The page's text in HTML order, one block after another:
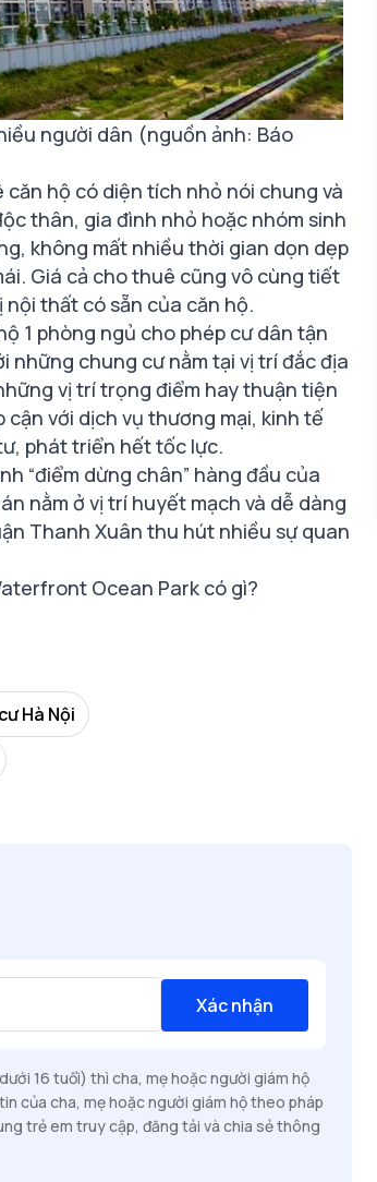
người dân (nguồn ảnh: Báo
hộ có diện tích nhỏ nói chung và
thân, gia đình nhỏ hoặc nhóm sinh
không mất nhiều thời gian dọn dẹp
Giá cả cho thuê cũng vô cùng tiết
thất có sẵn của căn hộ.
1 phòng ngủ cho phép cư dân tận
những chung cư nằm tại vị trí đắc địa
vị trí trọng điểm hay thuận tiện
với dịch vụ thương mại, kinh tế
phát triển hết tốc lực.
“điểm dừng chân” hàng đầu của
nằm ở vị trí huyết mạch và dễ dàng
Thanh Xuân thu hút nhiều sự quan
Ocean Park có gì?
Hà Nội
Xác nhận
16 tuổi) thì cha, mẹ hoặc người giám hộ
của cha, mẹ hoặc người giám hộ theo pháp
trẻ em truy cập, đăng tải và chia sẻ thông